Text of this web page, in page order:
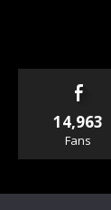
14,963
Fans